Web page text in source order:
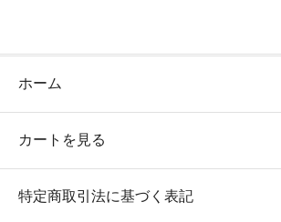
ホーム
カートを見る
特定商取引法に基づく表記